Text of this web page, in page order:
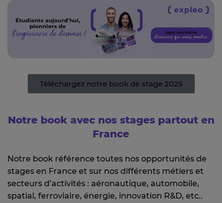
Téléchargez notre book de stage 2025
Notre book avec nos stages partout en
France
Notre book référence toutes nos opportunités de
stages en France et sur nos différents métiers et
secteurs d’activités : aéronautique, automobile,
spatial, ferroviaire, énergie, innovation R&D, etc..